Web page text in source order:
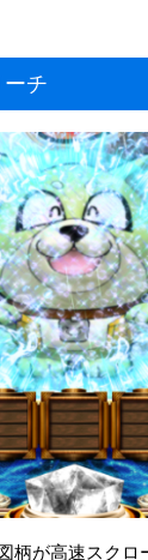
チ
柄が高速スクロ